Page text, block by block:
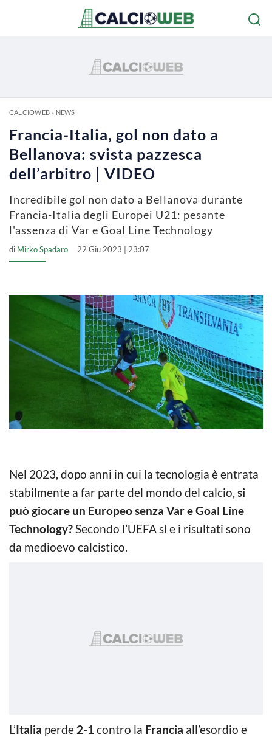
CALCIOWEB» NEWS
Francia-Italia, gol non dato a
Bellanova: svista pazzesca
dell’arbitro | VIDEO
Incredibile gol non dato a Bellanova durante
Francia-Italia degli Europei U21: pesante
l'assenza di Var e Goal Line Technology
di Mirko Spadaro 22 Giu 2023 | 23:07
Nel 2023, dopo anni in cui la tecnologia è entrata
stabilmente a far parte del mondo del calcio, si
può giocare un Europeo senza Var e Goal Line
Technology?Secondo l’UEFA sì e i risultati sono
da medioevo calcistico.
L’Italia perde 2-1contro la Francia all’esordio e